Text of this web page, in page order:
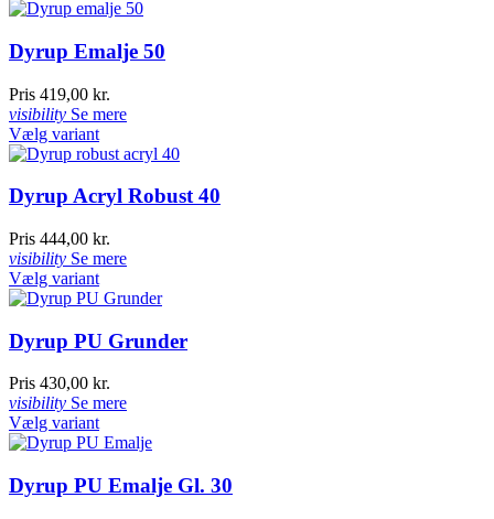
Dyrup Emalje 50
Pris 419,00 kr.
visibility Se mere
Vælg variant
Dyrup Acryl Robust 40
Pris 444,00 kr.
visibility Se mere
Vælg variant
Dyrup PU Grunder
Pris 430,00 kr.
visibility Se mere
Vælg variant
Dyrup PU Emalje Gl. 30